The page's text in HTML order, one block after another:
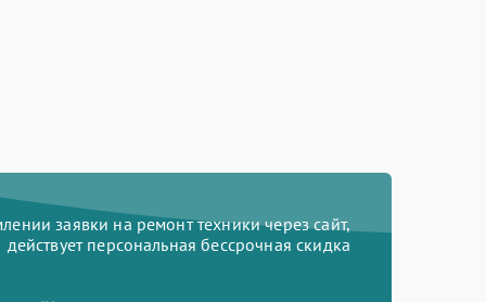
заявки на ремонт техники через сайт,
действует персональная бессрочная скидка